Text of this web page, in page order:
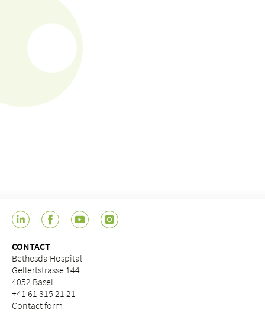
CONTACT
Bethesda Hospital
Gellertstrasse 144
4052 Basel
+41 61 315 21 21
Contact form